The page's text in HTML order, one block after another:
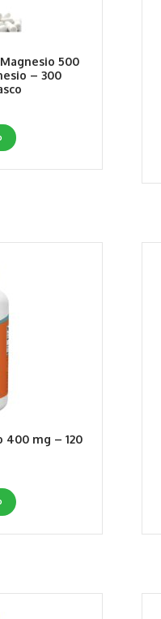
500
– 300
400 mg – 120